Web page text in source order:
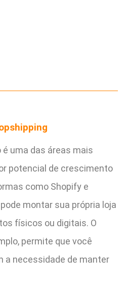
uma das áreas mais
potencial de crescimento
como Shopify e
montar sua própria loja
físicos ou digitais. O
permite que você
a necessidade de manter